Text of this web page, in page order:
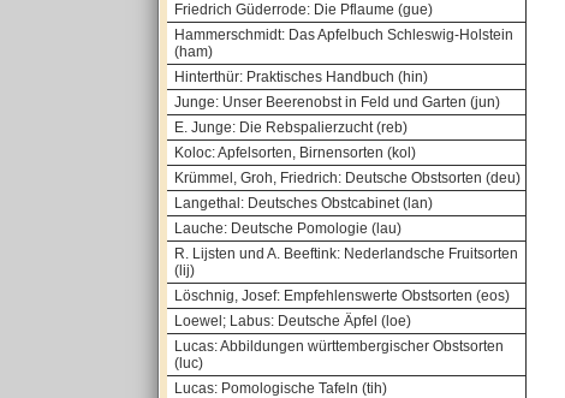
Friedrich Güderrode: Die Pflaume (gue)
Hammerschmidt: Das Apfelbuch Schleswig-Holstein
(ham)
Hinterthür: Praktisches Handbuch (hin)
Junge: Unser Beerenobst in Feld und Garten (jun)
E. Junge: Die Rebspalierzucht (reb)
Koloc: Apfelsorten, Birnensorten (kol)
Krümmel, Groh, Friedrich: Deutsche Obstsorten (deu)
Langethal: Deutsches Obstcabinet (lan)
Lauche: Deutsche Pomologie (lau)
R. Lijsten und A. Beeftink: Nederlandsche Fruitsorten
(lij)
Löschnig, Josef: Empfehlenswerte Obstsorten (eos)
Loewel; Labus: Deutsche Äpfel (loe)
Lucas: Abbildungen württembergischer Obstsorten
(luc)
Lucas: Pomologische Tafeln (tih)